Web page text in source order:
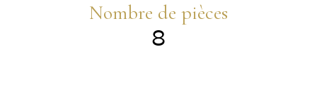
Nombre de pièces
8